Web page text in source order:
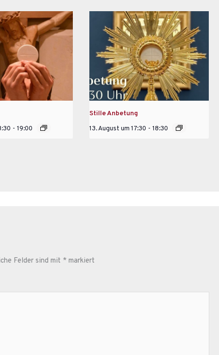
- 19:00
Stille Anbetung
13. August um 17:30 - 18:30
Felder sind mit * markiert